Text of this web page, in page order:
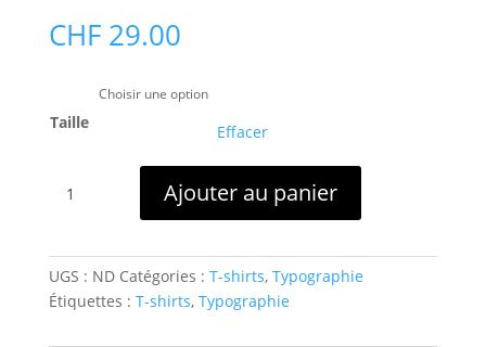
CHF29.00
Taille Effacer
Typographie
Accolades
Ajouter au panier
UGS : ND Catégories : T-shirts, Typographie
Étiquettes : T-shirts, Typographie